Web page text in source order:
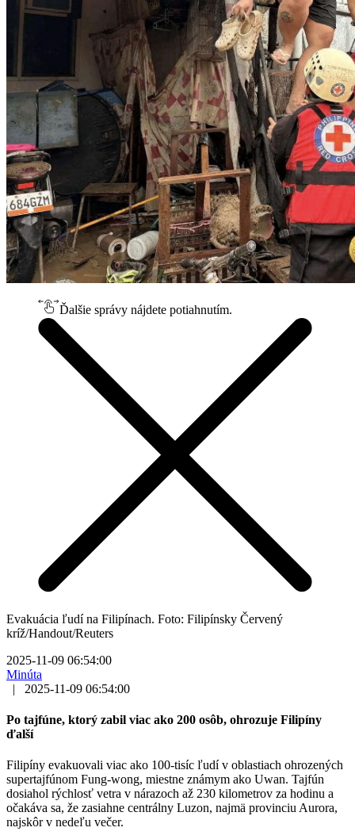
Ďalšie správy nájdete potiahnutím.
Evakuácia ľudí na Filipínach. Foto: Filipínsky Červený
kríž/Handout/Reuters
2025-11-09 06:54:00
Minúta
|
2025-11-09 06:54:00
Po tajfúne, ktorý zabil viac ako 200 osôb, ohrozuje Filipíny
ďalší
Filipíny evakuovali viac ako 100-tisíc ľudí v oblastiach ohrozených
supertajfúnom Fung-wong, miestne známym ako Uwan. Tajfún
dosiahol rýchlosť vetra v nárazoch až 230 kilometrov za hodinu a
očakáva sa, že zasiahne centrálny Luzon, najmä provinciu Aurora,
najskôr v nedeľu večer.